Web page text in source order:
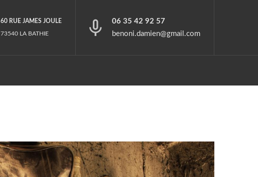
60 RUE JAMES JOULE
73540 LA BATHIE
06 35 42 92 57
benoni.damien@gmail.com